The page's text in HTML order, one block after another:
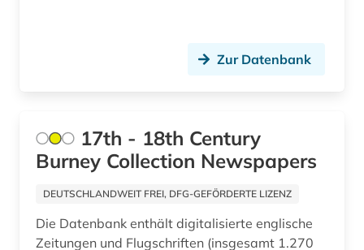
frankfurt (2)
frankreich zeitung (1)
Zur Datenbank
17th - 18th Century
Burney Collection Newspapers
DEUTSCHLANDWEIT FREI, DFG-GEFÖRDERTE LIZENZ
Die Datenbank enthält digitalisierte englische
Zeitungen und Flugschriften (insgesamt 1.270